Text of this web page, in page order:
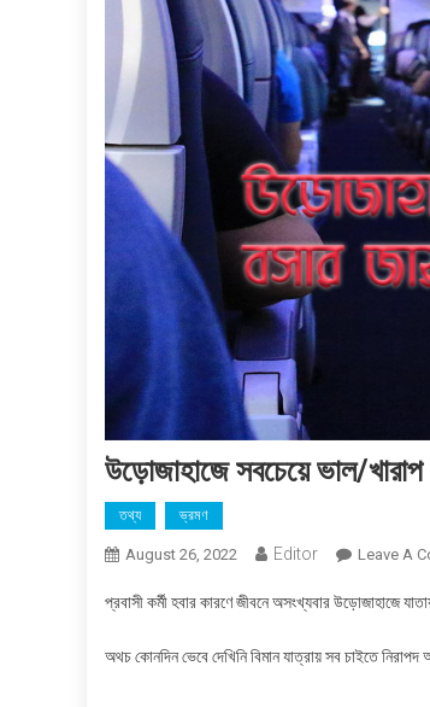
উড়োজাহাজে সবচেয়ে ভাল/
তথ্য ভ্রমণ
August 26, 2022 Editor Leave A
প্রবাসী কর্মী হবার কারণে জীবনে অসংখ্যবার উড়োজাহাজে
অথচ কোনদিন ভেবে দেখিনি বিমান যাত্রায় সব চাইতে